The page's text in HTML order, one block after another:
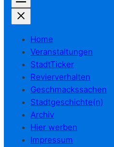
Home
Veranstaltungen
StadtTicker
Revierverhalten
Geschmackssachen
Stadtgeschichte(n)
Archiv
Hier werben
Impressum